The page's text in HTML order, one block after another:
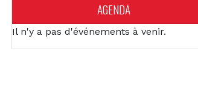
AGENDA
Il n'y a pas d'événements à venir.